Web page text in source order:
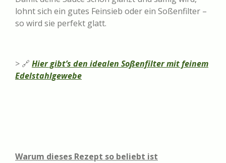
lohnt sich ein gutes Feinsieb oder ein Soßenfilter –
so wird sie perfekt glatt.
> 🔗 Hier gibt’s den idealen Soßenfilter mit feinem
Edelstahlgewebe
Warum dieses Rezept so beliebt ist